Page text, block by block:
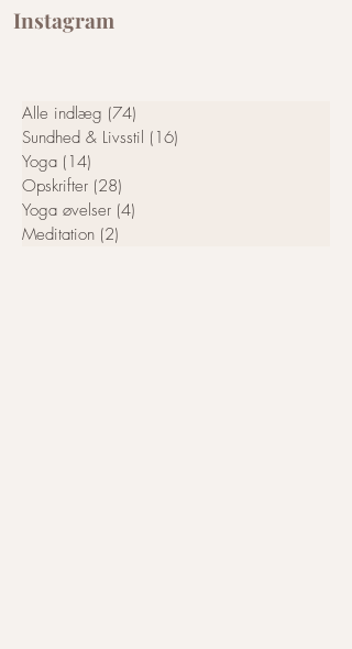
Instagram
Alle indlæg (74)
Sundhed & Livsstil (16)
Yoga (14)
Opskrifter (28)
Yoga øvelser (4)
Meditation (2)